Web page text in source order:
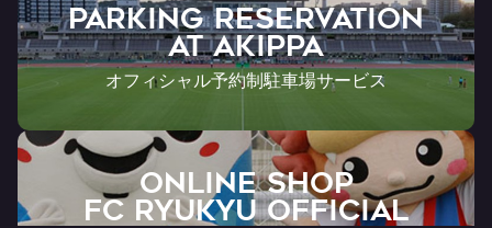
PARKING RESERVATION
AT Akippa
オフィシャル予約制駐車場サービス
ONLINE SHOP
FC RYUKYU OFFICIAL